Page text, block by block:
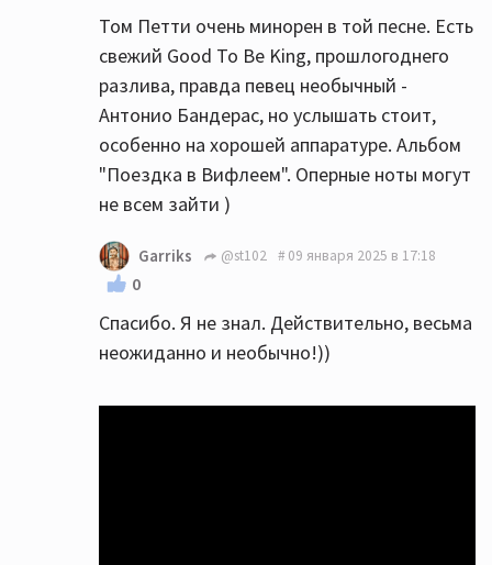
Том Петти очень минорен в той песне. Есть
свежий Good To Be King, прошлогоднего
разлива, правда певец необычный -
Антонио Бандерас, но услышать стоит,
особенно на хорошей аппаратуре. Альбом
"Поездка в Вифлеем". Оперные ноты могут
не всем зайти )
Garriks @st102 09 января 2025 в 17:18
0
Спасибо. Я не знал. Действительно, весьма
неожиданно и необычно!))